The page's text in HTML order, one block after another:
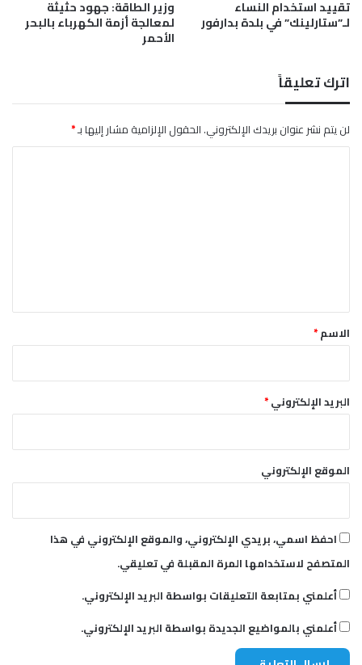
تقييد استخدام النساء
لـ”ستارلينك” في بلدة بدارفور
وزير الطاقة: جهود حثيثة
لمعالجة أزمة الكهرباء بالبحر
الأحمر
اترك تعليقاً
لن يتم نشر عنوان بريدك الإلكتروني.الحقول الإلزامية مشار إليها بـ*
*الاسم*
البريد الإلكتروني*
الموقع الإلكتروني
احفظ اسمي، بريدي الإلكتروني، والموقع الإلكتروني في هذا
المتصفح لاستخدامها المرة المقبلة في تعليقي.
أعلمني بمتابعة التعليقات بواسطة البريد الإلكتروني.
أعلمني بالمواضيع الجديدة بواسطة البريد الإلكتروني.